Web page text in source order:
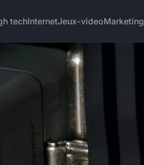
techInternetJeux-videoMarketing